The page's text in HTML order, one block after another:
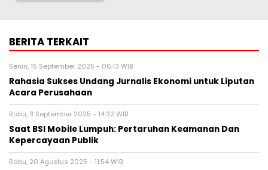
BERITA TERKAIT
Senin, 15 September 2025 - 06:13 WIB
Rahasia Sukses Undang Jurnalis Ekonomi untuk Liputan
Acara Perusahaan
Rabu, 3 September 2025 - 14:32 WIB
Saat BSI Mobile Lumpuh: Pertaruhan Keamanan Dan
Kepercayaan Publik
Rabu, 20 Agustus 2025 - 11:54 WIB